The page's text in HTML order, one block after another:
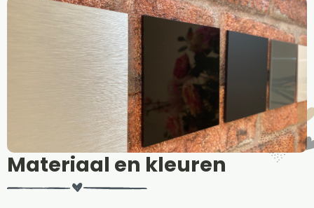
Materiaal en kleuren